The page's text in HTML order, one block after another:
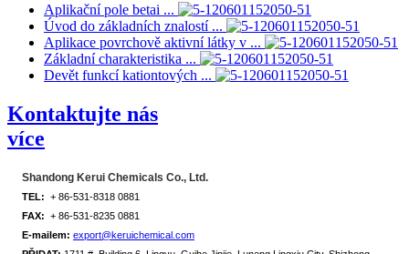
Aplikační pole betai ...
Úvod do základních znalostí ...
Aplikace povrchově aktivní látky v ...
Základní charakteristika ...
Devět funkcí kationtových ...
Kontaktujte nás
více
Shandong Kerui Chemicals Co., Ltd.
TEL: + 86-531-8318 0881
FAX: + 86-531-8235 0881
E-mailem: export@keruichemical.com